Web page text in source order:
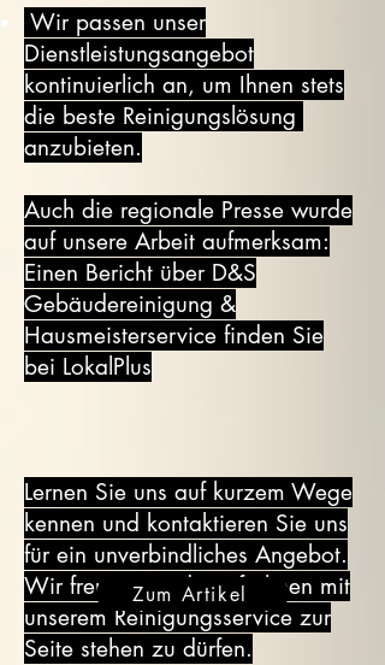
Wir passen unser
Dienstleistungsangebot
kontinuierlich an, um Ihnen stets
die beste Reinigungslösung
anzubieten.
Auch die regionale Presse wurde
auf unsere Arbeit aufmerksam:
Einen Bericht über D&S
Gebäudereinigung &
Hausmeisterservice finden Sie
bei LokalPlus
Lernen Sie uns auf kurzem Wege
kennen und kontaktieren Sie uns
für ein unverbindliches Angebot.
Wir freuen uns darauf, Ihnen mit
unserem Reinigungsservice zur
Seite stehen zu dürfen.
Zum Artikel